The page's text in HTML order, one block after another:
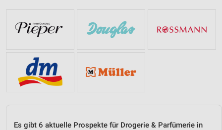
Es gibt 6 aktuelle Prospekte für Drogerie & Parfümerie in